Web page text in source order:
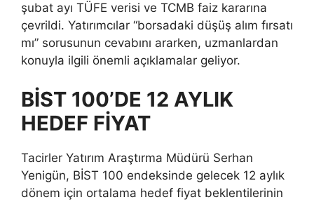
şubat ayı TÜFE verisi ve TCMB faiz kararına
çevrildi. Yatırımcılar “borsadaki düşüş alım fırsatı
mı” sorusunun cevabını ararken, uzmanlardan
konuyla ilgili önemli açıklamalar geliyor.
BİST 100’DE 12 AYLIK
HEDEF FİYAT
Tacirler Yatırım Araştırma Müdürü Serhan
Yenigün, BİST 100 endeksinde gelecek 12 aylık
dönem için ortalama hedef fiyat beklentilerinin